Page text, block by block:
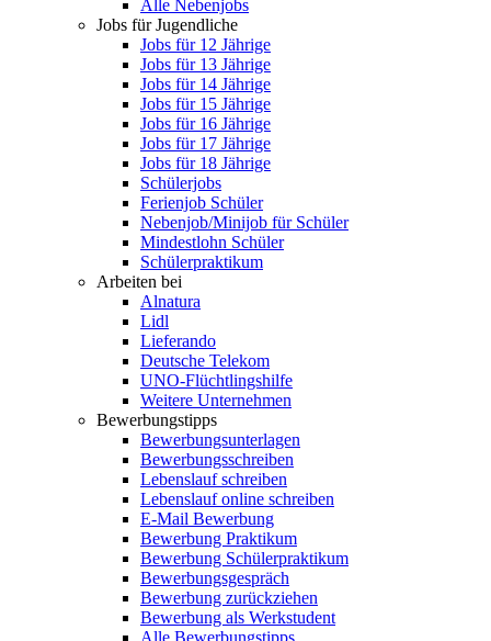
Alle Nebenjobs
Jobs für Jugendliche
Jobs für 12 Jährige
Jobs für 13 Jährige
Jobs für 14 Jährige
Jobs für 15 Jährige
Jobs für 16 Jährige
Jobs für 17 Jährige
Jobs für 18 Jährige
Schülerjobs
Ferienjob Schüler
Nebenjob/Minijob für Schüler
Mindestlohn Schüler
Schülerpraktikum
Arbeiten bei
Alnatura
Lidl
Lieferando
Deutsche Telekom
UNO-Flüchtlingshilfe
Weitere Unternehmen
Bewerbungstipps
Bewerbungsunterlagen
Bewerbungsschreiben
Lebenslauf schreiben
Lebenslauf online schreiben
E-Mail Bewerbung
Bewerbung Praktikum
Bewerbung Schülerpraktikum
Bewerbungsgespräch
Bewerbung zurückziehen
Bewerbung als Werkstudent
Alle Bewerbungstipps